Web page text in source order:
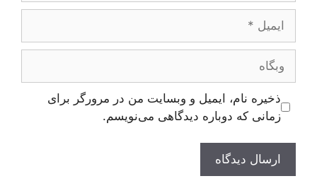
وبگاه
ذخیره نام، ایمیل و وبسایت من در مرورگر برای
زمانی که دوباره دیدگاهی می‌نویسم.